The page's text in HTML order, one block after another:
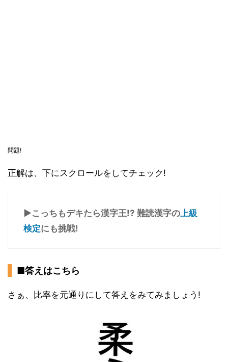
問題!
正解は、下にスクロールをしてチェック!
▶こっちもデキたら漢字王!? 難読漢字の 上級
検定にも挑戦!
■答えはこちら
さぁ、比率を元通りにして答えをみてみましょう!